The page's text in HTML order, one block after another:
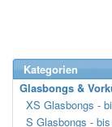
Kategorien
Glasbongs &
XS Glasbongs -
S Glasbongs -